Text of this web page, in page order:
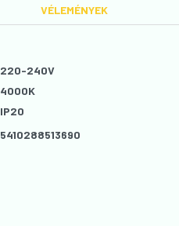
VÉLEMÉNYEK
220-240V
4000K
IP20
5410288513690